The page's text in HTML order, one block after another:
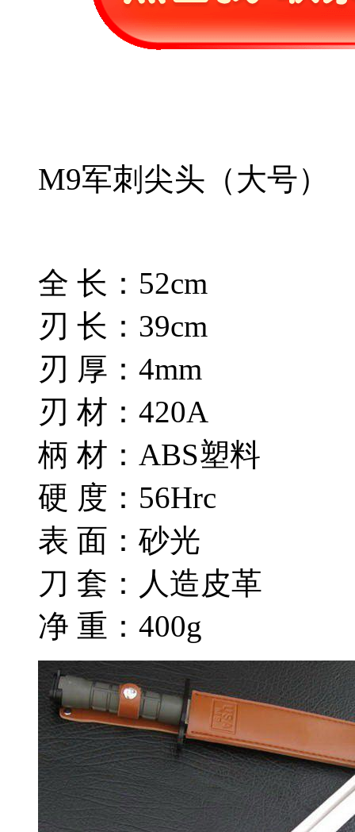
M9军刺尖头（大号）
全 长：52cm
刃 长：39cm
刃 厚：4mm
刃 材：420A
柄 材：ABS塑料
硬 度：56Hrc
表 面：砂光
刀 套：人造皮革
净 重：400g